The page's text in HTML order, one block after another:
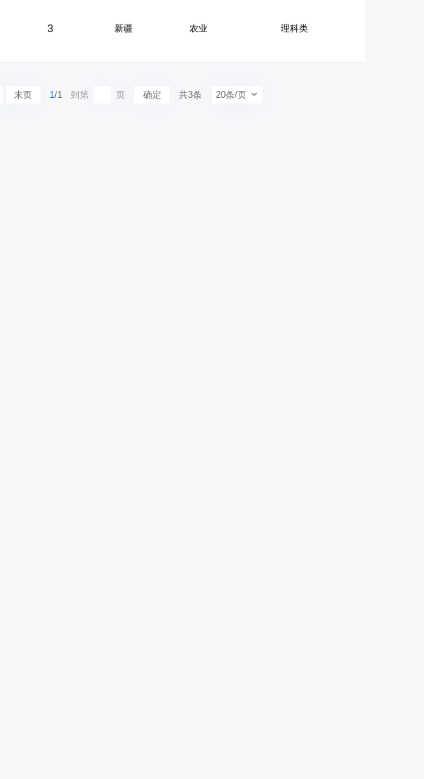
3 新疆 农业 理科类
末页 1 /1 到第 页 确定 共3条 20条/页